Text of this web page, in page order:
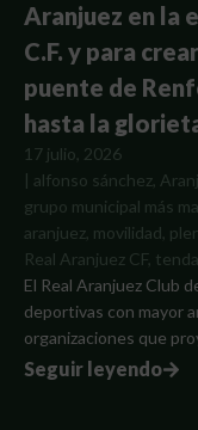
Aranjuez en la
C.F. y para
puente de
hasta la
17 julio, 2026
| alfonso sánchez
grupo municipal más
aranjuez movilidad
Real Aranjuez CF,
El Real Aranjuez Club
deportivas con mayor
organizaciones que
Seguir leyendo